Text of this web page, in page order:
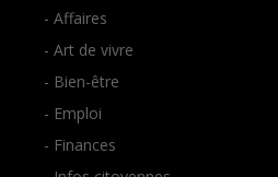
- Affaires
- Art de vivre
- Bien-être
- Emploi
- Finances